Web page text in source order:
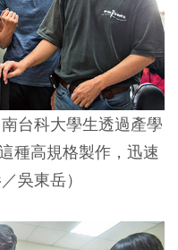
台科大學生透過產學
種高規格製作，迅速
吳東岳）